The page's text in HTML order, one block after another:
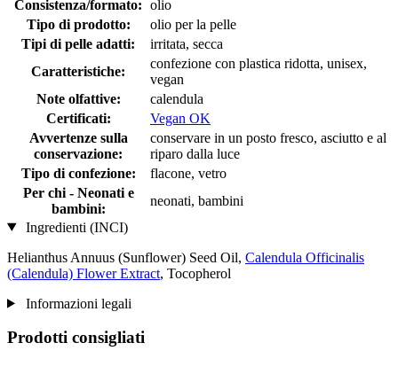
Consistenza/formato: olio
Tipo di prodotto:
olio per la pelle
Tipi di pelle adatti:
irritata, secca
Caratteristiche:
confezione con plastica ridotta, unisex,
vegan
Note olfattive:
calendula
Certificati:
Vegan OK
Avvertenze sulla
conservazione:
conservare in un posto fresco, asciutto e al
riparo dalla luce
Tipo di confezione:
flacone, vetro
Per chi - Neonati e
bambini:
neonati, bambini
Ingredienti (INCI)
Helianthus Annuus (Sunflower) Seed Oil, Calendula Officinalis
(Calendula) Flower Extract, Tocopherol
Informazioni legali
Prodotti consigliati